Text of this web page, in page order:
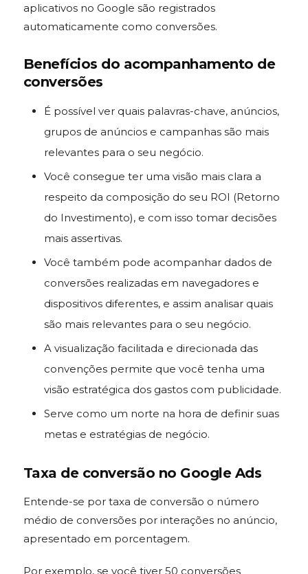
aplicativos no Google são registrados
automaticamente como conversões.
Benefícios do acompanhamento de
conversões
É possível ver quais palavras-chave, anúncios,
grupos de anúncios e campanhas são mais
relevantes para o seu negócio.
Você consegue ter uma visão mais clara a
respeito da composição do seu ROI (Retorno
do Investimento), e com isso tomar decisões
mais assertivas.
Você também pode acompanhar dados de
conversões realizadas em navegadores e
dispositivos diferentes, e assim analisar quais
são mais relevantes para o seu negócio.
A visualização facilitada e direcionada das
convenções permite que você tenha uma
visão estratégica dos gastos com publicidade.
Serve como um norte na hora de definir suas
metas e estratégias de negócio.
Taxa deconversão no Google Ads
Entende-se por taxa de conversão o número
médio de conversões por interações no anúncio,
apresentado em porcentagem.
Por exemplo, se você tiver 50 conversões